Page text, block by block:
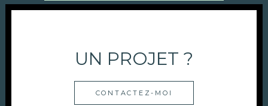
UN PROJET ?
CONTACTEZ-MOI